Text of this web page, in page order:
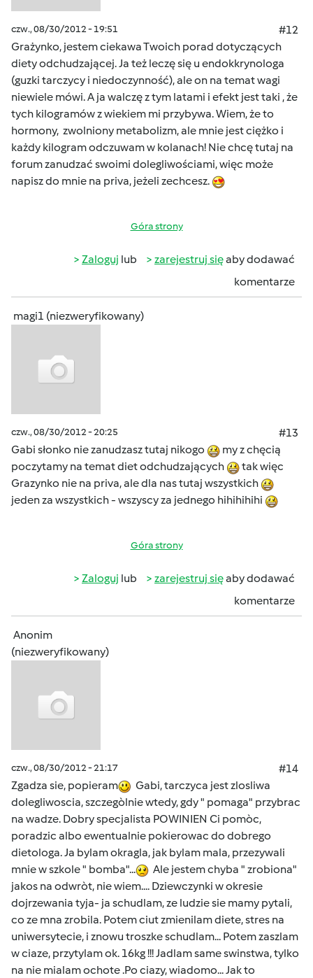
czw., 08/30/2012 - 19:51
#12
Grażynko, jestem ciekawa Twoich porad dotyczących
diety odchudzającej. Ja też leczę się u endokkrynologa
(guzki tarczycy i niedoczynność), ale on na temat wagi
niewiele mówi. A ja walczę z tym latami i efekt jest taki , że
tych kilogramów z wiekiem mi przybywa. Wiem, że to
hormony, zwolniony metabolizm, ale mnie jest ciężko i
każdy kilogram odczuwam w kolanach! Nie chcę tutaj na
forum zanudzać swoimi dolegliwościami, więc może
napisz do mnie na priva, jeżeli zechcesz.
Góra strony
Zaloguj lub zarejestruj sięaby dodawać
komentarze
magi1 (niezweryfikowany)
czw., 08/30/2012 - 20:25
#13
Gabi słonko nie zanudzasz tutaj nikogo
my z chęcią
poczytamy na temat diet odchudzających
tak więc
Grazynko nie na priva, ale dla nas tutaj wszystkich
jeden za wszystkich - wszyscy za jednego hihihihihi
Góra strony
Zaloguj lub zarejestruj sięaby dodawać
komentarze
Anonim
(niezweryfikowany)
czw., 08/30/2012 - 21:17
#14
Zgadza sie, popieram
Gabi, tarczyca jest zlosliwa
dolegliwoscia, szczegòlnie wtedy, gdy " pomaga" przybrac
na wadze. Dobry specjalista POWINIEN Ci pomòc,
poradzic albo ewentualnie pokierowac do dobrego
dietologa. Ja bylam okragla, jak bylam mala, przezywali
mnie w szkole " bomba"...
Ale jestem chyba " zrobiona"
jakos na odwròt, nie wiem.... Dziewczynki w okresie
dojrzewania tyja- ja schudlam, ze ludzie sie mamy pytali,
co ze mna zrobila. Potem ciut zmienilam diete, stres na
uniwersytecie, i znowu troszke schudlam... Potem zaszlam
w ciaze, przytylam ok. 16kg !!! Jadlam same swinstwa, tylko
na nie mialam ochote .Po ciazy, wiadomo... Jak to